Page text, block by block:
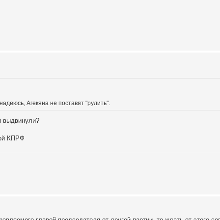
Агекяна не поставят "рулить".
выдвинули?
КПРФ